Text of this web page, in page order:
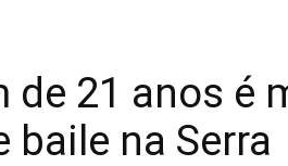
de 21 anos é
baile na Serra